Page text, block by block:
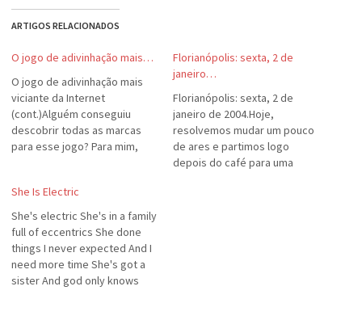
ARTIGOS RELACIONADOS
O jogo de adivinhação mais…
O jogo de adivinhação mais
viciante da Internet
(cont.)Alguém conseguiu
descobrir todas as marcas
para esse jogo? Para mim,
respostas:A - PanasonicB -
BelkinC - NECD - D-LinkE - DellF
- FujiG - General ElectricH -
Hewlett PackardI -…
Florianópolis: sexta, 2 de
janeiro…
Florianópolis: sexta, 2 de
janeiro de 2004.Hoje,
resolvemos mudar um pouco
de ares e partimos logo
depois do café para uma
She Is Electric
She's electric She's in a family
full of eccentrics She done
things I never expected And I
need more time She's got a
sister And god only knows